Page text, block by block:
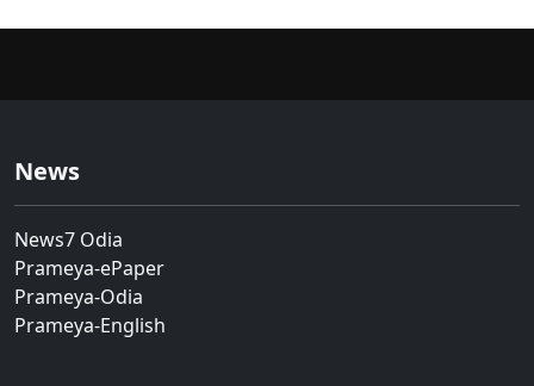
News
News7 Odia
Prameya-ePaper
Prameya-Odia
Prameya-English